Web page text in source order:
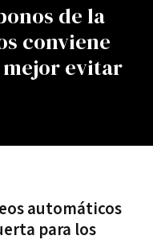
de la
conviene
mejor evitar
automáticos
para los